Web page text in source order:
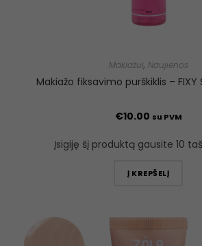
Makiažui, Naujienos
Makiažo fiksavimo purškiklis – FIXY
€10.00 su PVM
Įsigiję šį produktą gausite 10
Į KREPŠELĮ